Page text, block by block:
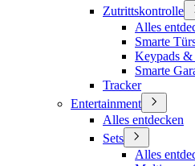
Zutrittskontrolle
Alles
Smarte
Keypads &
Smarte
Tracker
Entertainment
Alles entdecken
Sets
Alles